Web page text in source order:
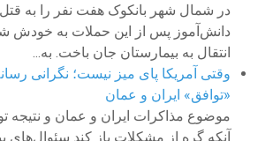
در شمال شهر بانکوک هفت نفر را به
دانش‌آموز پس از این حملات به خودش
انتقال به بیمارستان جان باخت. به...
وقتی آمریکا پای میز نیست؛ نگرانی
«توافق» ایران و عمان
موضوع مذاکرات ایران و عمان و نتیجه
آنکه گره از مشکلات باز کند سئوال‌های